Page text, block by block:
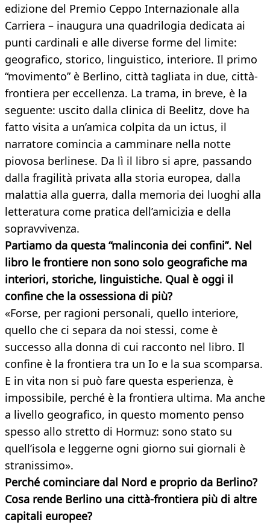
edizione del Premio Ceppo Internazionale alla
Carriera – inaugura una quadrilogia dedicata ai
punti cardinali e alle diverse forme del limite:
geografico, storico, linguistico, interiore. Il primo
“movimento” è Berlino, città tagliata in due, città-
frontiera per eccellenza. La trama, in breve, è la
seguente: uscito dalla clinica di Beelitz, dove ha
fatto visita a un’amica colpita da un ictus, il
narratore comincia a camminare nella notte
piovosa berlinese. Da lì il libro si apre, passando
dalla fragilità privata alla storia europea, dalla
malattia alla guerra, dalla memoria dei luoghi alla
letteratura come pratica dell’amicizia e della
sopravvivenza.
Partiamo da questa “malinconia dei confini”. Nel
libro le frontiere non sono solo geografiche ma
interiori, storiche, linguistiche. Qual è oggi il
confine che la ossessiona di più?
«Forse, per ragioni personali, quello interiore,
quello che ci separa da noi stessi, come è
successo alla donna di cui racconto nel libro. Il
confine è la frontiera tra un Io e la sua scomparsa.
E in vita non si può fare questa esperienza, è
impossibile, perché è la frontiera ultima. Ma anche
a livello geografico, in questo momento penso
spesso allo stretto di Hormuz: sono stato su
quell’isola e leggerne ogni giorno sui giornali è
stranissimo».
Perché cominciare dal Nord e proprio da Berlino?
Cosa rende Berlino una città-frontiera più di altre
capitali europee?